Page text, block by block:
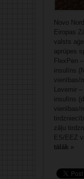
Novo
Eiropas
valsts
aprūpes
FlexPen
insulīns
vienības/
Levemir
insulīns
vienības/
zāļu
ES/EEZ
tālāk »